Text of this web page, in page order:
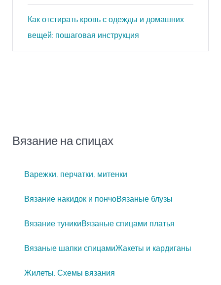
Как отстирать кровь с одежды и домашних
вещей: пошаговая инструкция
Вязание на спицах
Варежки, перчатки, митенки
Вязание накидок и пончоВязаные блузы
Вязание туникиВязаные спицами платья
Вязаные шапки спицамиЖакеты и кардиганы
Жилеты. Схемы вязания